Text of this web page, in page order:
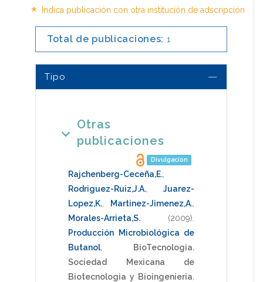
* Indica publicación con otra institución de adscripción
Total de publicaciones: 1
Tipo
Otras
publicaciones
Divulgación
Rajchenberg-Ceceña,E.
Rodriguez-Ruiz,J.A.
Juarez-
Lopez,K.
Martinez-Jimenez,A.
Morales-Arrieta,S.
(2009)
Producción Microbiológica de
Butanol.
BioTecnologia.
Sociedad Mexicana de
Biotecnologia y Bioingenieria